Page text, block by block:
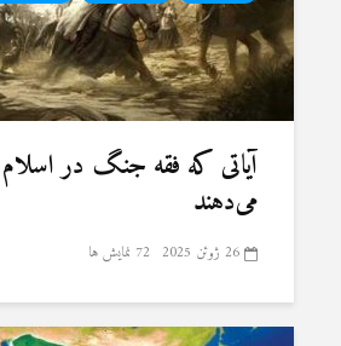
آیاتی که فقه جنگ در
می‌دهند
26 ژوئن 2025 72 نمایش ها